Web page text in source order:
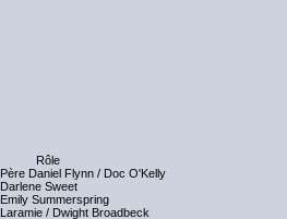
Rôle
Père Daniel Flynn / Doc O'Kelly
Darlene Sweet
Emily Summerspring
Laramie / Dwight Broadbeck